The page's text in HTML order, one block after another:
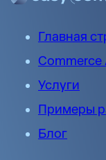
Главная
Commerce
Услуги
Примеры
Блог